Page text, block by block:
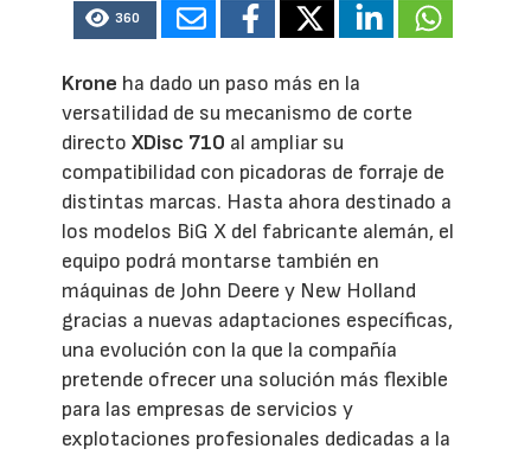
360
Krone ha dado un paso más en la
versatilidad de su mecanismo de corte
directoXDisc 710 al ampliar su
compatibilidad con picadoras de forraje de
distintas marcas. Hasta ahora destinado a
los modelos BiG X del fabricante alemán, el
equipo podrá montarse también en
máquinas de John Deere y New Holland
gracias a nuevas adaptaciones específicas,
una evolución con la que la compañía
pretende ofrecer una solución más flexible
para las empresas de servicios y
explotaciones profesionales dedicadas a la